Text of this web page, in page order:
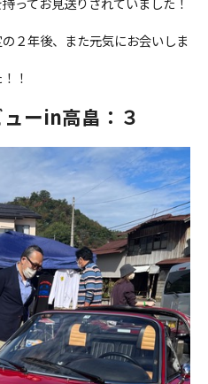
２年後、また元気にお会いしま
！
ーin高畠：３